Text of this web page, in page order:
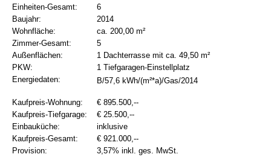
Einheiten-Gesamt:
6
Baujahr:
2014
Wohnfläche:
ca. 200,00 m²
Zimmer-Gesamt:
5
Außenflächen:
1 Dachterrasse mit ca. 49,50 m²
PKW:
1 Tiefgaragen-Einstellplatz
Energiedaten:
B/57,6 kWh/(m²*a)/Gas/2014
Kaufpreis-Wohnung:
€ 895.500,--
Kaufpreis-Tiefgarage:
€ 25.500,--
Einbauküche:
inklusive
Kaufpreis-Gesamt:
€ 921.000,--
Provision:
3,57% inkl. ges. MwSt.